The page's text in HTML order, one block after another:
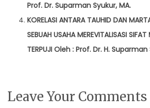
Prof. Dr. Suparman Syukur, MA.
KORELASI ANTARA TAUHID DAN
SEBUAH USAHA MEREVITALISASI
TERPUJI Oleh : Prof. Dr. H.
Leave Your Comments